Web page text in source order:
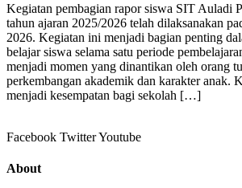
Kegiatan pembagian rapor siswa SIT Auladi
tahun ajaran 2025/2026 telah dilaksanakan
2026. Kegiatan ini menjadi bagian penting
belajar siswa selama satu periode
menjadi momen yang dinantikan oleh orang
perkembangan akademik dan karakter anak.
menjadi kesempatan bagi sekolah […]
Facebook TwitterYoutube
About